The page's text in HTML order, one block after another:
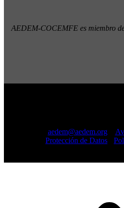
AEDEM-COCEMFE es miembro
aedem@aedem.org//
Protección de Datos